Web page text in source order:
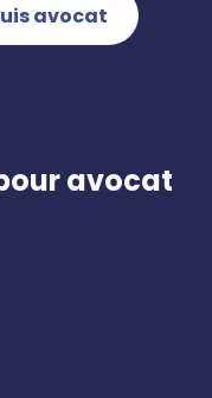
avocat
avocat